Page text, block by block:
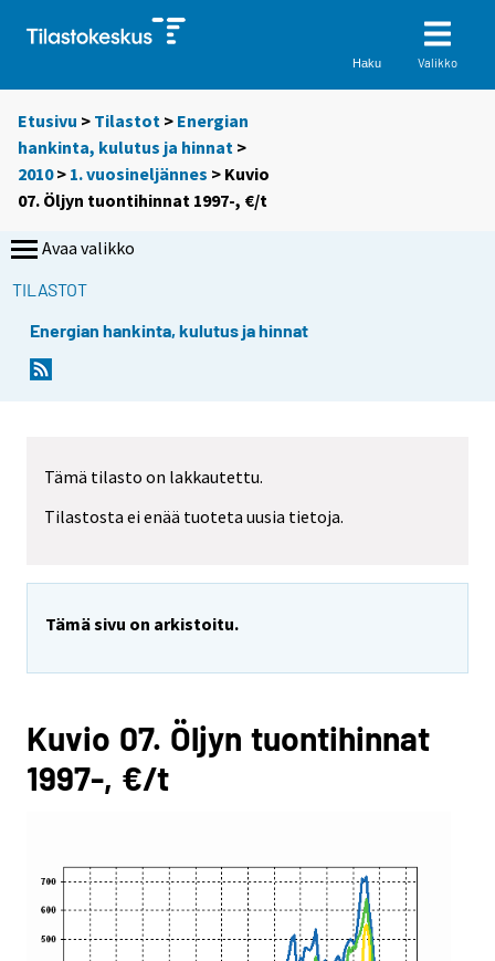
Haku Valikko
Etusivu > Tilastot > Energian
hankinta, kulutus ja hinnat >
2010> 1. vuosineljännes > Kuvio
07. Öljyn tuontihinnat 1997-, €/t
Avaa valikko
TILASTOT
Energian hankinta, kulutus ja hinnat
Tämä tilasto on lakkautettu.
Tilastosta ei enää tuoteta uusia tietoja.
Tämä sivu on arkistoitu.
Kuvio 07. Öljyn tuontihinnat
1997-, €/t